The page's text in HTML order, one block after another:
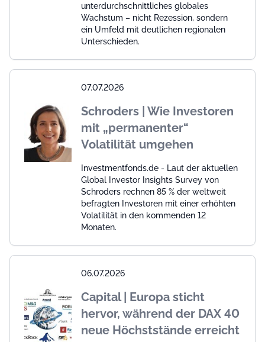
unterdurchschnittliches globales
Wachstum – nicht Rezession, sondern
ein Umfeld mit deutlichen regionalen
Unterschieden.
07.07.2026
Schroders | Wie Investoren
mit „permanenter“
Volatilität umgehen
Investmentfonds.de - Laut der aktuellen
Global Investor Insights Survey von
Schroders rechnen 85 % der weltweit
befragten Investoren mit einer erhöhten
Volatilität in den kommenden 12
Monaten.
06.07.2026
Capital | Europa sticht
hervor, während der DAX 40
neue Höchststände erreicht